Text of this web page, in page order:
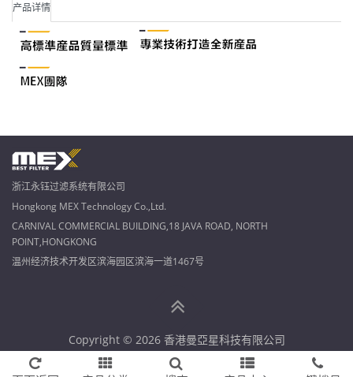
产品详情
浙江永钰过滤系统有限公司
Hongkong MEX Technology Co.,Ltd.
CARNIVAL COMMERCIAL BUILDING,18 JAVA ROAD, NORTH
POINT,HONGKONG
温州经济技术开发区滨海园区滨海一道1467号
Copyright © 2026 香港曼亞星科技有限公司